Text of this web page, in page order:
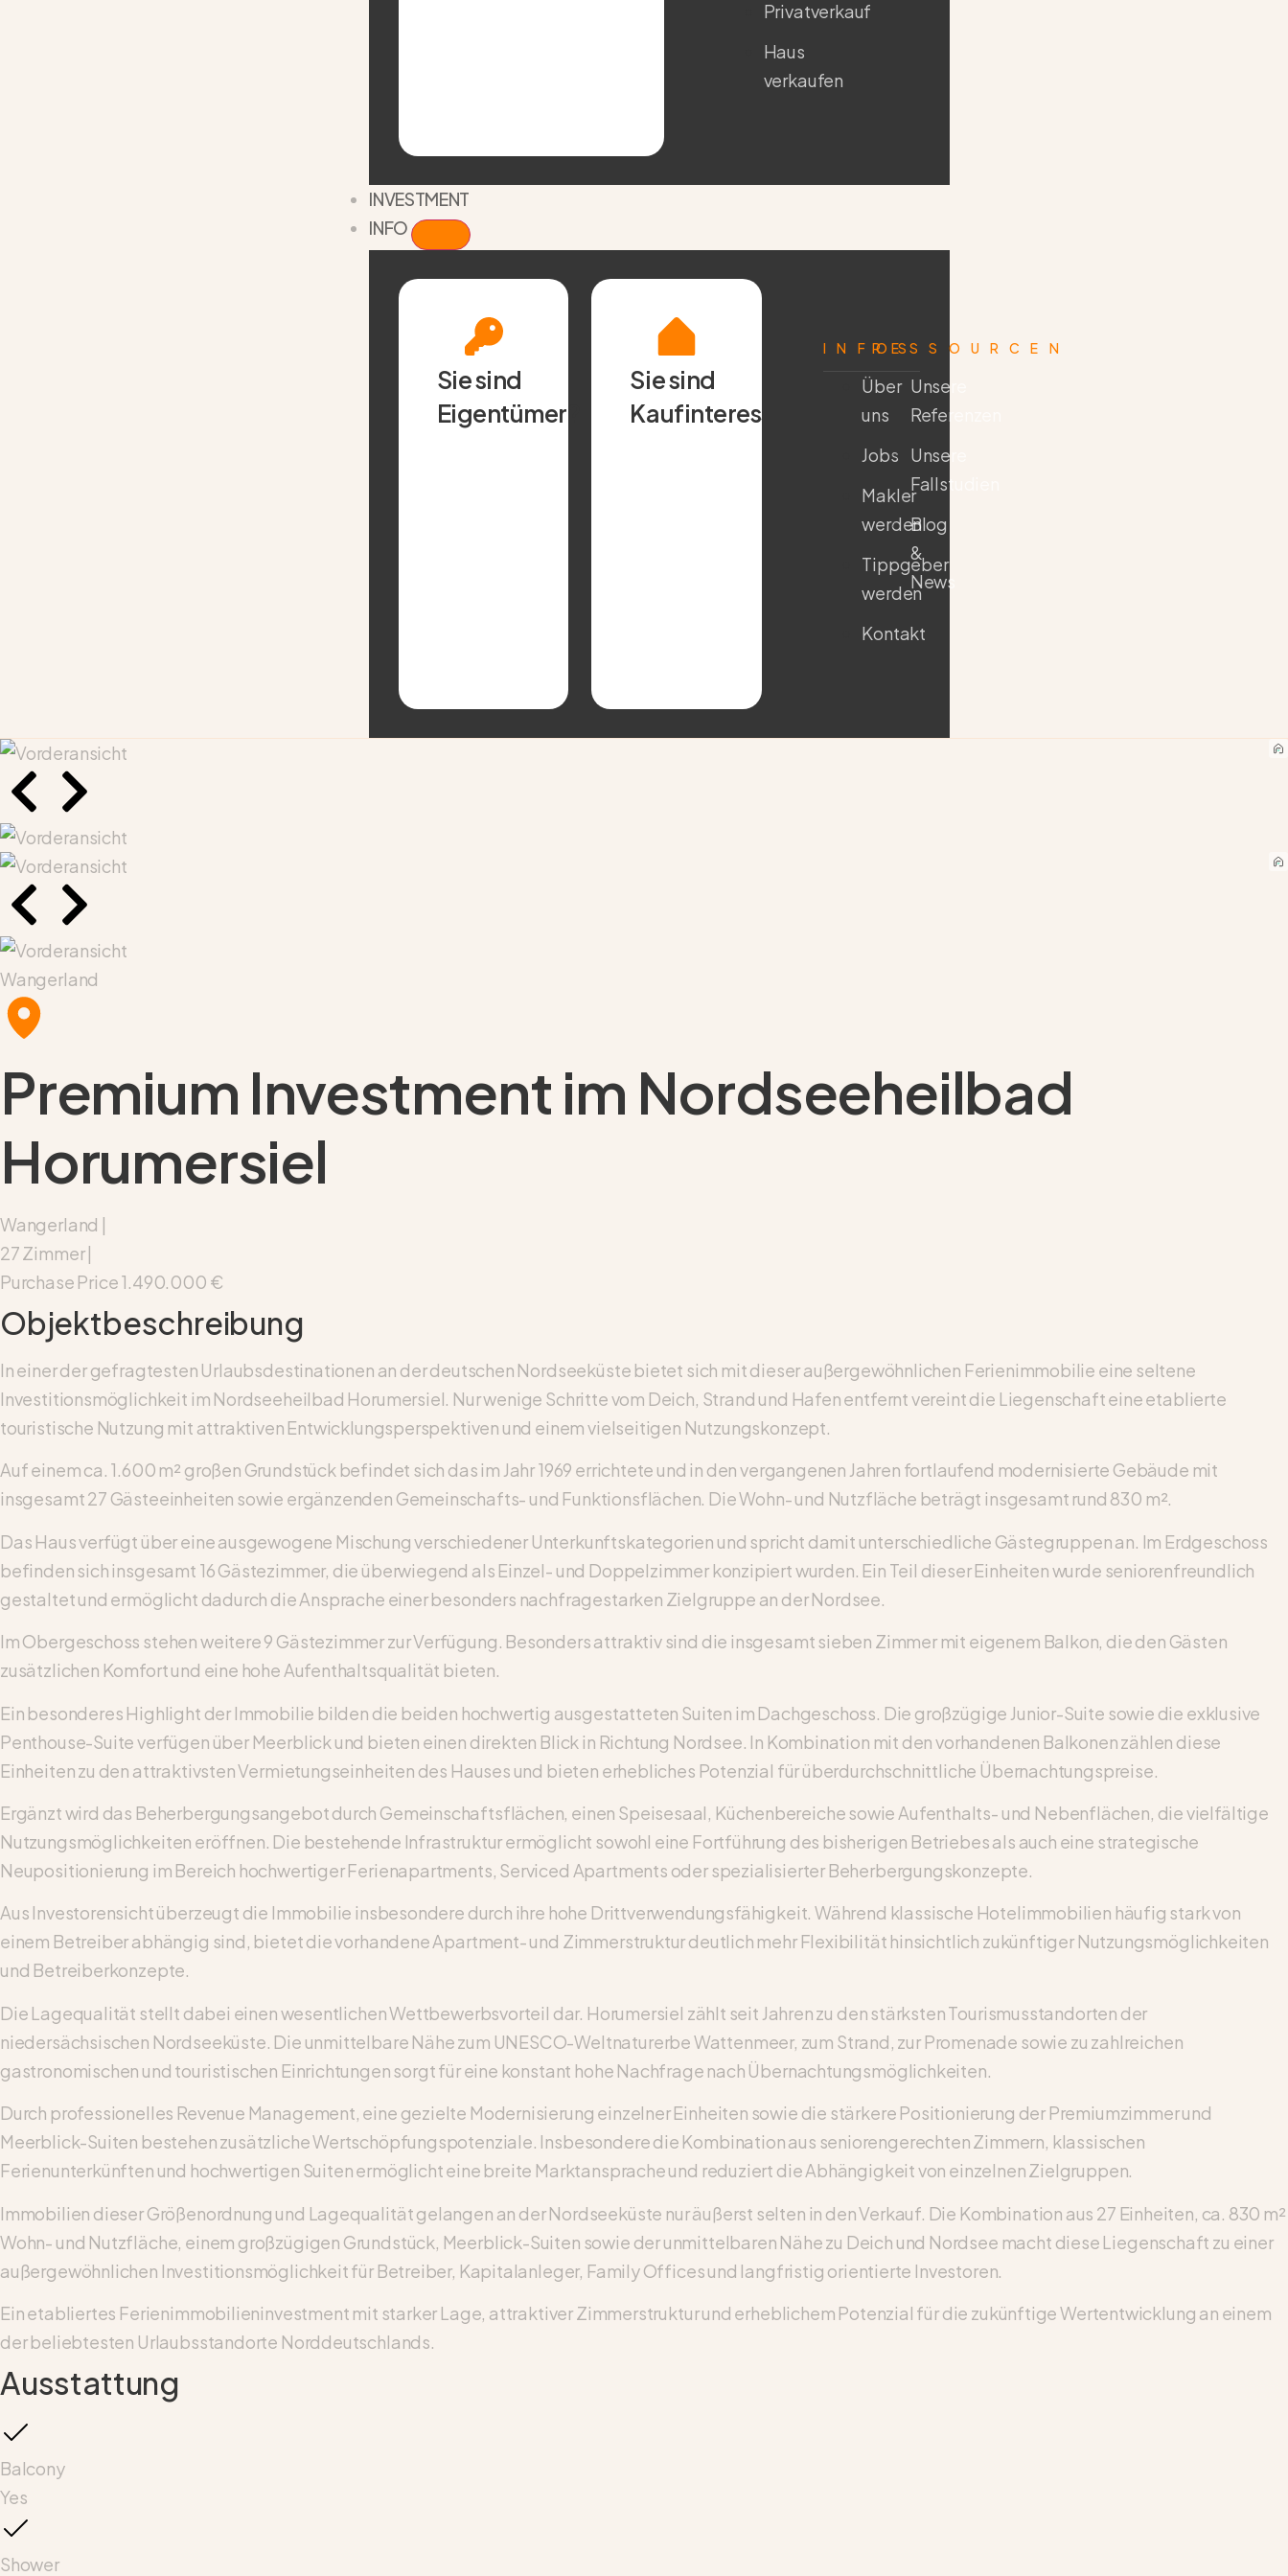
Privatverkauf
Haus
verkaufen
INVESTMENT
INFO
Sie sind
Eigentümer?
Sie sind
Kaufinteressent?
INFOS
Über
uns
Jobs
Makler
werden
Tippgeber
werden
Kontakt
RESSOURCEN
Unsere
Referenzen
Unsere
Fallstudien
Blog
&
News
Wangerland
Premium Investment im Nordseeheilbad
Horumersiel
Wangerland |
27 Zimmer |
Purchase Price1.490.000 €
Objektbeschreibung
In einer der gefragtesten Urlaubsdestinationen an der deutschen Nordseeküste bietet sich mit dieser außergewöhnlichen Ferienimmobilie eine seltene
Investitionsmöglichkeit im Nordseeheilbad Horumersiel. Nur wenige Schritte vom Deich, Strand und Hafen entfernt vereint die Liegenschaft eine etablierte
touristische Nutzung mit attraktiven Entwicklungsperspektiven und einem vielseitigen Nutzungskonzept.
Auf einem ca. 1.600 m² großen Grundstück befindet sich das im Jahr 1969 errichtete und in den vergangenen Jahren fortlaufend modernisierte Gebäude mit
insgesamt 27 Gästeeinheiten sowie ergänzenden Gemeinschafts- und Funktionsflächen. Die Wohn- und Nutzfläche beträgt insgesamt rund 830 m².
Das Haus verfügt über eine ausgewogene Mischung verschiedener Unterkunftskategorien und spricht damit unterschiedliche Gästegruppen an. Im Erdgeschoss
befinden sich insgesamt 16 Gästezimmer, die überwiegend als Einzel- und Doppelzimmer konzipiert wurden. Ein Teil dieser Einheiten wurde seniorenfreundlich
gestaltet und ermöglicht dadurch die Ansprache einer besonders nachfragestarken Zielgruppe an der Nordsee.
Im Obergeschoss stehen weitere 9 Gästezimmer zur Verfügung. Besonders attraktiv sind die insgesamt sieben Zimmer mit eigenem Balkon, die den Gästen
zusätzlichen Komfort und eine hohe Aufenthaltsqualität bieten.
Ein besonderes Highlight der Immobilie bilden die beiden hochwertig ausgestatteten Suiten im Dachgeschoss. Die großzügige Junior-Suite sowie die exklusive
Penthouse-Suite verfügen über Meerblick und bieten einen direkten Blick in Richtung Nordsee. In Kombination mit den vorhandenen Balkonen zählen diese
Einheiten zu den attraktivsten Vermietungseinheiten des Hauses und bieten erhebliches Potenzial für überdurchschnittliche Übernachtungspreise.
Ergänzt wird das Beherbergungsangebot durch Gemeinschaftsflächen, einen Speisesaal, Küchenbereiche sowie Aufenthalts- und Nebenflächen, die vielfältige
Nutzungsmöglichkeiten eröffnen. Die bestehende Infrastruktur ermöglicht sowohl eine Fortführung des bisherigen Betriebes als auch eine strategische
Neupositionierung im Bereich hochwertiger Ferienapartments, Serviced Apartments oder spezialisierter Beherbergungskonzepte.
Aus Investorensicht überzeugt die Immobilie insbesondere durch ihre hohe Drittverwendungsfähigkeit. Während klassische Hotelimmobilien häufig stark von
einem Betreiber abhängig sind, bietet die vorhandene Apartment- und Zimmerstruktur deutlich mehr Flexibilität hinsichtlich zukünftiger Nutzungsmöglichkeiten
und Betreiberkonzepte.
Die Lagequalität stellt dabei einen wesentlichen Wettbewerbsvorteil dar. Horumersiel zählt seit Jahren zu den stärksten Tourismusstandorten der
niedersächsischen Nordseeküste. Die unmittelbare Nähe zum UNESCO-Weltnaturerbe Wattenmeer, zum Strand, zur Promenade sowie zu zahlreichen
gastronomischen und touristischen Einrichtungen sorgt für eine konstant hohe Nachfrage nach Übernachtungsmöglichkeiten.
Durch professionelles Revenue Management, eine gezielte Modernisierung einzelner Einheiten sowie die stärkere Positionierung der Premiumzimmer und
Meerblick-Suiten bestehen zusätzliche Wertschöpfungspotenziale. Insbesondere die Kombination aus seniorengerechten Zimmern, klassischen
Ferienunterkünften und hochwertigen Suiten ermöglicht eine breite Marktansprache und reduziert die Abhängigkeit von einzelnen Zielgruppen.
Immobilien dieser Größenordnung und Lagequalität gelangen an der Nordseeküste nur äußerst selten in den Verkauf. Die Kombination aus 27 Einheiten, ca. 830 m²
Wohn- und Nutzfläche, einem großzügigen Grundstück, Meerblick-Suiten sowie der unmittelbaren Nähe zu Deich und Nordsee macht diese Liegenschaft zu einer
außergewöhnlichen Investitionsmöglichkeit für Betreiber, Kapitalanleger, Family Offices und langfristig orientierte Investoren.
Ein etabliertes Ferienimmobilieninvestment mit starker Lage, attraktiver Zimmerstruktur und erheblichem Potenzial für die zukünftige Wertentwicklung an einem
der beliebtesten Urlaubsstandorte Norddeutschlands.
Ausstattung
Balcony
Yes
Shower